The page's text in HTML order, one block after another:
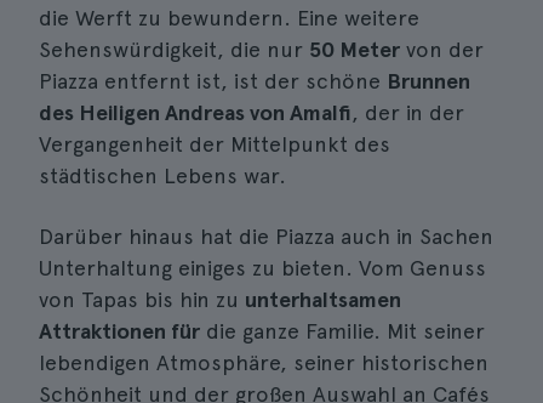
die Werft zu bewundern. Eine weitere
Sehenswürdigkeit, die nur 50 Meter von der
Piazza entfernt ist, ist der schöne Brunnen
des Heiligen Andreas von Amalfi, der in der
Vergangenheit der Mittelpunkt des
städtischen Lebens war.
Darüber hinaus hat die Piazza auch in Sachen
Unterhaltung einiges zu bieten. Vom Genuss
von Tapas bis hin zu unterhaltsamen
Attraktionen für die ganze Familie. Mit seiner
lebendigen Atmosphäre, seiner historischen
Schönheit und der großen Auswahl an Cafés